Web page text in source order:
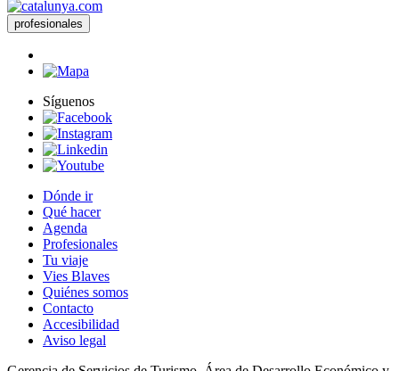
profesionales
Síguenos
Dónde ir
Qué hacer
Agenda
Profesionales
Tu viaje
Vies Blaves
Quiénes somos
Contacto
Accesibilidad
Aviso legal